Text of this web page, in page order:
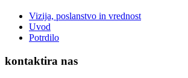
Vizija, poslanstvo in vrednost
Uvod
Potrdilo
kontaktira nas